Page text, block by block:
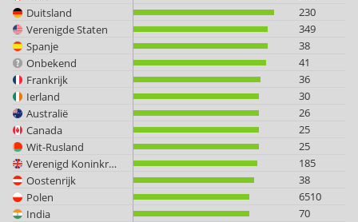
Duitsland
230
Verenigde Staten
349
Spanje
38
Onbekend
41
Frankrijk
36
Ierland
30
Australië
26
Canada
25
Wit-Rusland
25
Verenigd Koninkrijk
185
Oostenrijk
38
Polen
6510
India
70